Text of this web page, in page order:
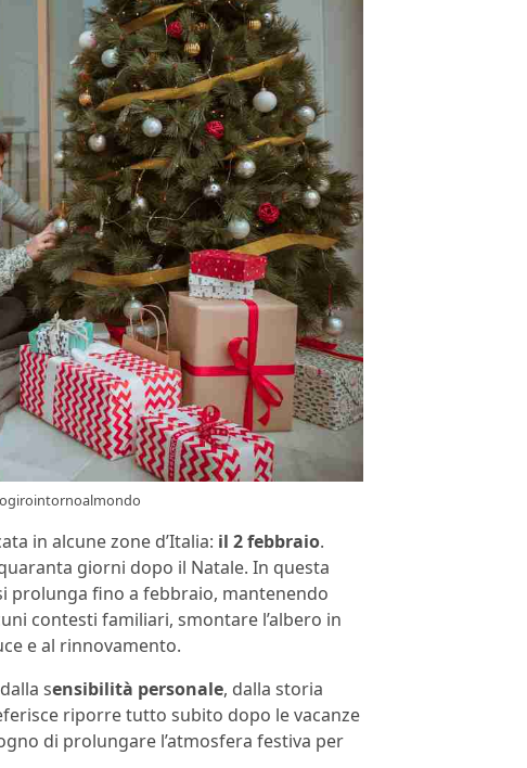
in alcune zone d’Italia: il 2 febbraio.
giorni dopo il Natale. In questa
prolunga fino a febbraio, mantenendo
contesti familiari, smontare l’albero in
e al rinnovamento.
sensibilità personale, dalla storia
riporre tutto subito dopo le vacanze
di prolungare l’atmosfera festiva per